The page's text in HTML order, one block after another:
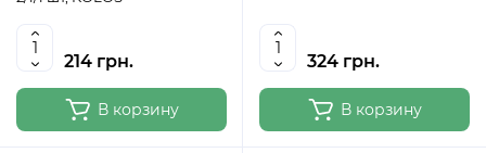
214 грн.
В корзину
324 грн.
В корзину